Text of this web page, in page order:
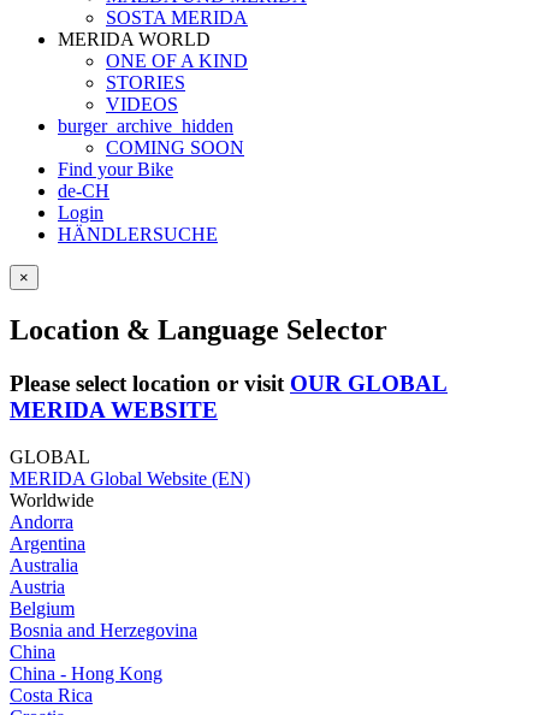
SOSTA MERIDA
MERIDA WORLD
ONE OF A KIND
STORIES
VIDEOS
burger_archive_hidden
COMING SOON
Find your Bike
de-CH
Login
HÄNDLERSUCHE
×
Location & Language Selector
Please select location or visit OUR GLOBAL
MERIDA WEBSITE
GLOBAL
MERIDA Global Website (EN)
Worldwide
Andorra
Argentina
Australia
Austria
Belgium
Bosnia and Herzegovina
China
China - Hong Kong
Costa Rica